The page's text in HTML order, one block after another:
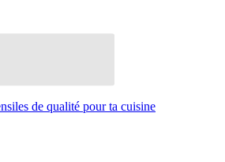
de qualité pour ta cuisine